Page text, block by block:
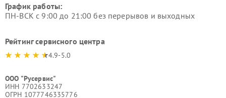
График работы:
ПН-ВСК с 9:00 до 21:00 без перерывов и выходных
Рейтинг сервисного центра
4.9-5.0
ООО "Русервис"
ИНН 7702633247
ОГРН 1077746335776